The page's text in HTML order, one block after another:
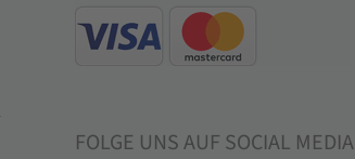
FOLGE UNS AUF SOCIAL MEDIA